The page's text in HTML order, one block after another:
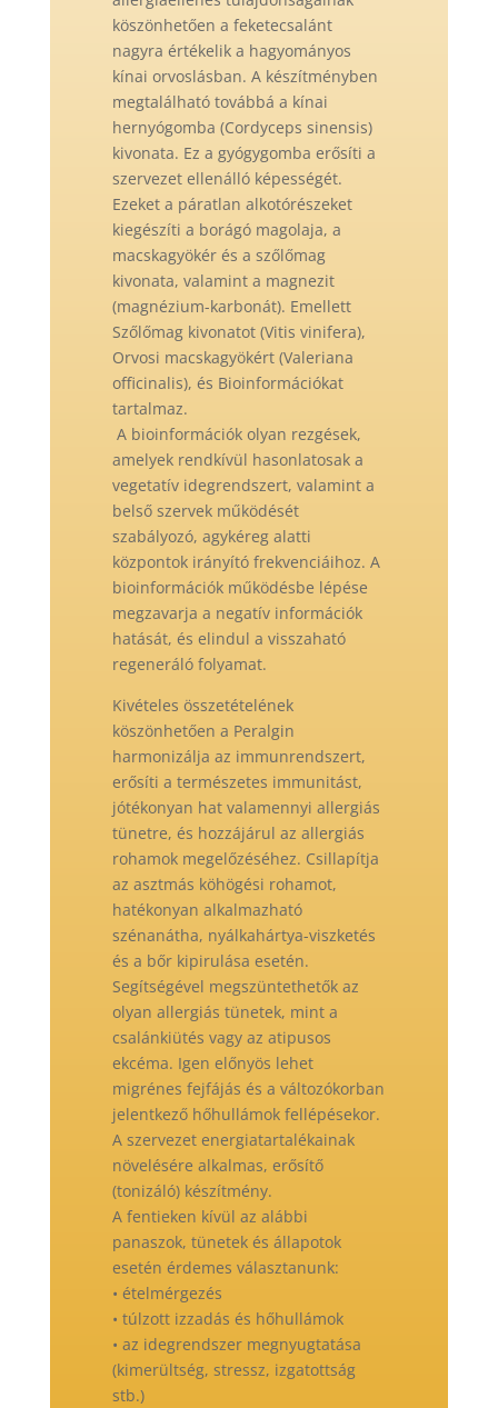
köszönhetően a feketecsalánt
nagyra értékelik a hagyományos
kínai orvoslásban. A készítményben
megtalálható továbbá a kínai
hernyógomba (Cordyceps sinensis)
kivonata. Ez a gyógygomba erősíti a
szervezet ellenálló képességét.
Ezeket a páratlan alkotórészeket
kiegészíti a borágó magolaja, a
macskagyökér és a szőlőmag
kivonata, valamint a magnezit
(magnézium-karbonát). Emellett
Szőlőmag kivonatot (Vitis vinifera),
Orvosi macskagyökért (Valeriana
officinalis), és Bioinformációkat
tartalmaz.
A bioinformációk olyan rezgések,
amelyek rendkívül hasonlatosak a
vegetatív idegrendszert, valamint a
belső szervek működését
szabályozó, agykéreg alatti
központok irányító frekvenciáihoz. A
bioinformációk működésbe lépése
megzavarja a negatív információk
hatását, és elindul a visszaható
regeneráló folyamat.
Kivételes összetételének
köszönhetően a Peralgin
harmonizálja az immunrendszert,
erősíti a természetes immunitást,
jótékonyan hat valamennyi allergiás
tünetre, és hozzájárul az allergiás
rohamok megelőzéséhez. Csillapítja
az asztmás köhögési rohamot,
hatékonyan alkalmazható
szénanátha, nyálkahártya-viszketés
és a bőr kipirulása esetén.
Segítségével megszüntethetők az
olyan allergiás tünetek, mint a
csalánkiütés vagy az atipusos
ekcéma. Igen előnyös lehet
migrénes fejfájás és a változókorban
jelentkező hőhullámok fellépésekor.
A szervezet energiatartalékainak
növelésére alkalmas, erősítő
(tonizáló) készítmény.
A fentieken kívül az alábbi
panaszok, tünetek és állapotok
esetén érdemes választanunk:
• ételmérgezés
• túlzott izzadás és hőhullámok
• az idegrendszer megnyugtatása
(kimerültség, stressz, izgatottság
stb.)